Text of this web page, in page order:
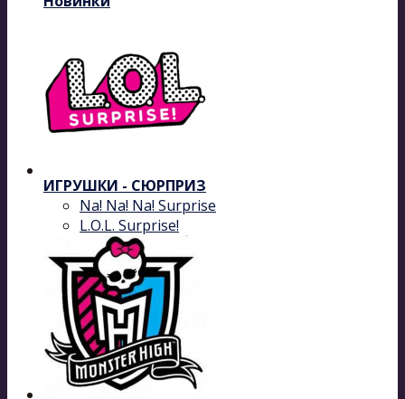
ИГРУШКИ - СЮРПРИЗ
Na! Na! Na! Surprise
L.O.L. Surprise!